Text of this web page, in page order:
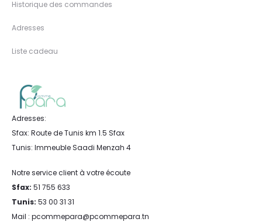
Historique des commandes
Adresses
Liste cadeau
Adresses:
Sfax: Route de Tunis km 1.5 Sfax
Tunis: Immeuble Saadi Menzah 4
Notre service client à votre écoute
Sfax: 51 755 633
Tunis: 53 00 31 31
Mail : pcommepara@pcommepara.tn